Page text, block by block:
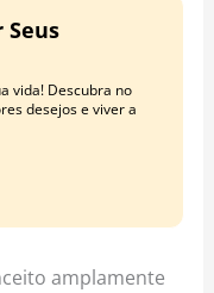
Seus
vida! Descubra no
desejos e viver a
amplamente